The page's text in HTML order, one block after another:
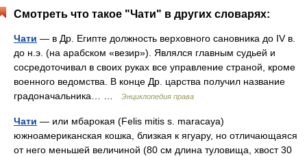
Смотреть что такое "Чати" в других словарях:
Чати — в Др. Египте должность верховного сановника до IV в.
до н.э. (на арабском «везир»). Являлся главным судьей и
сосредоточивал в своих руках все управление страной, кроме
военного ведомства. В конце Др. царства получил название
градоначальника… …
Энциклопедия права
Чати — или мбарокая (Felis mitis s. maracaya)
южноамериканская кошка, близкая к ягуару, но отличающаяся
от него меньшей величиной (80 см длина туловища, хвост 30